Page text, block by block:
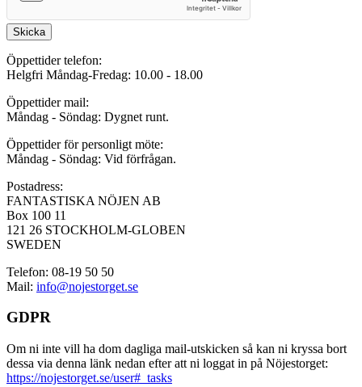
Skicka
Öppettider telefon:
Helgfri Måndag-Fredag: 10.00 - 18.00
Öppettider mail:
Måndag - Söndag: Dygnet runt.
Öppettider för personligt möte:
Måndag - Söndag: Vid förfrågan.
Postadress:
FANTASTISKA NÖJEN AB
Box 100 11
121 26 STOCKHOLM-GLOBEN
SWEDEN
Telefon: 08-19 50 50
Mail: info@nojestorget.se
GDPR
Om ni inte vill ha dom dagliga mail-utskicken så kan ni kryssa bort
dessa via denna länk nedan efter att ni loggat in på Nöjestorget:
https://nojestorget.se/user#_tasks